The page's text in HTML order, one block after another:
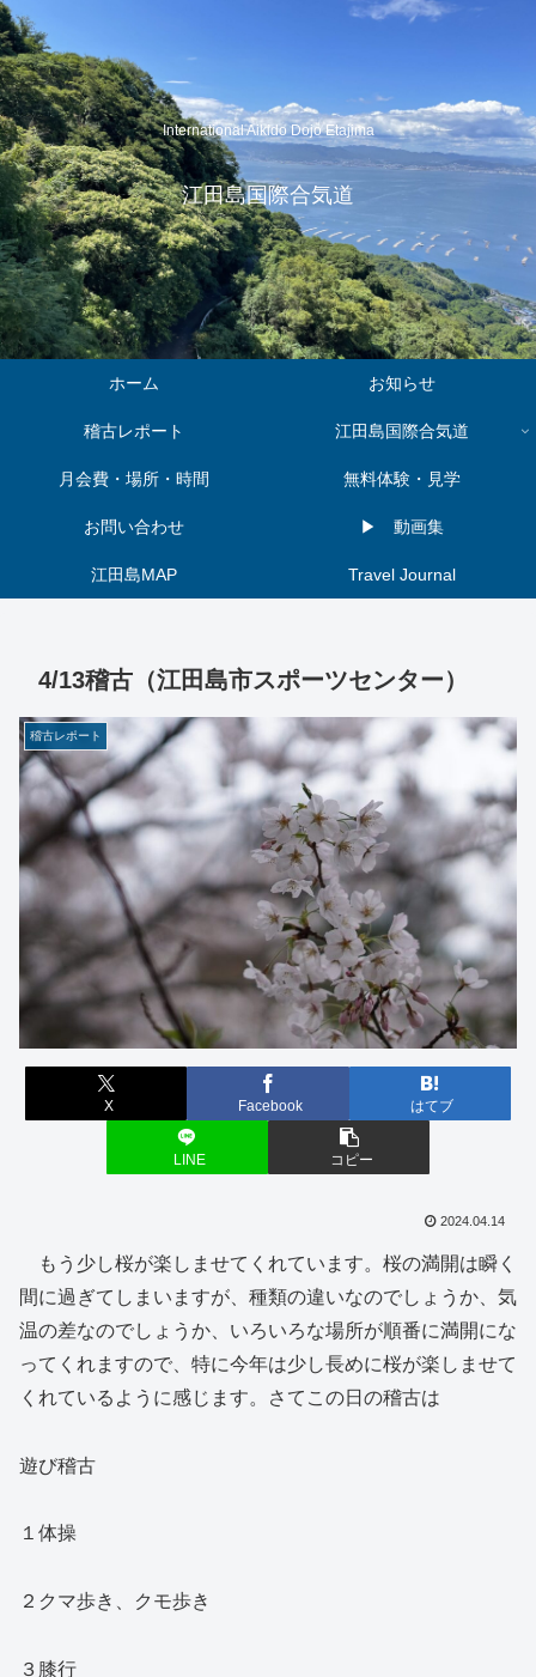
International Aikido Dojo Etajima
江田島国際合気道
ホーム お知らせ
稽古レポート 江田島国際合気道
月会費・場所・時間 無料体験・見学
お問い合わせ ▶︎ 動画集
江田島MAP Travel Journal
4/13稽古（江田島市スポーツセンター）
稽古レポート
X Facebook はてブ
LINE コピー
2024.04.14
もう少し桜が楽しませてくれています。桜の満開は瞬く
間に過ぎてしまいますが、種類の違いなのでしょうか、気
温の差なのでしょうか、いろいろな場所が順番に満開にな
ってくれますので、特に今年は少し長めに桜が楽しませて
くれているように感じます。さてこの日の稽古は
遊び稽古
１体操
２クマ歩き、クモ歩き
３膝行